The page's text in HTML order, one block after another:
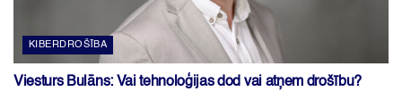
KIBERDROŠĪBA
Viesturs Bulāns: Vai tehnoloģijas dod vai atņem drošību?